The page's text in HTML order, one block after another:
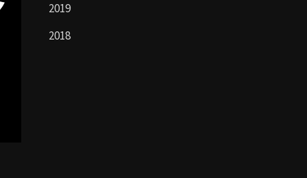
2019
2018